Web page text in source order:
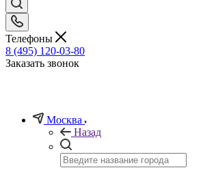
Телефоны
8 (495) 120-03-80
Заказать звонок
Москва
Назад